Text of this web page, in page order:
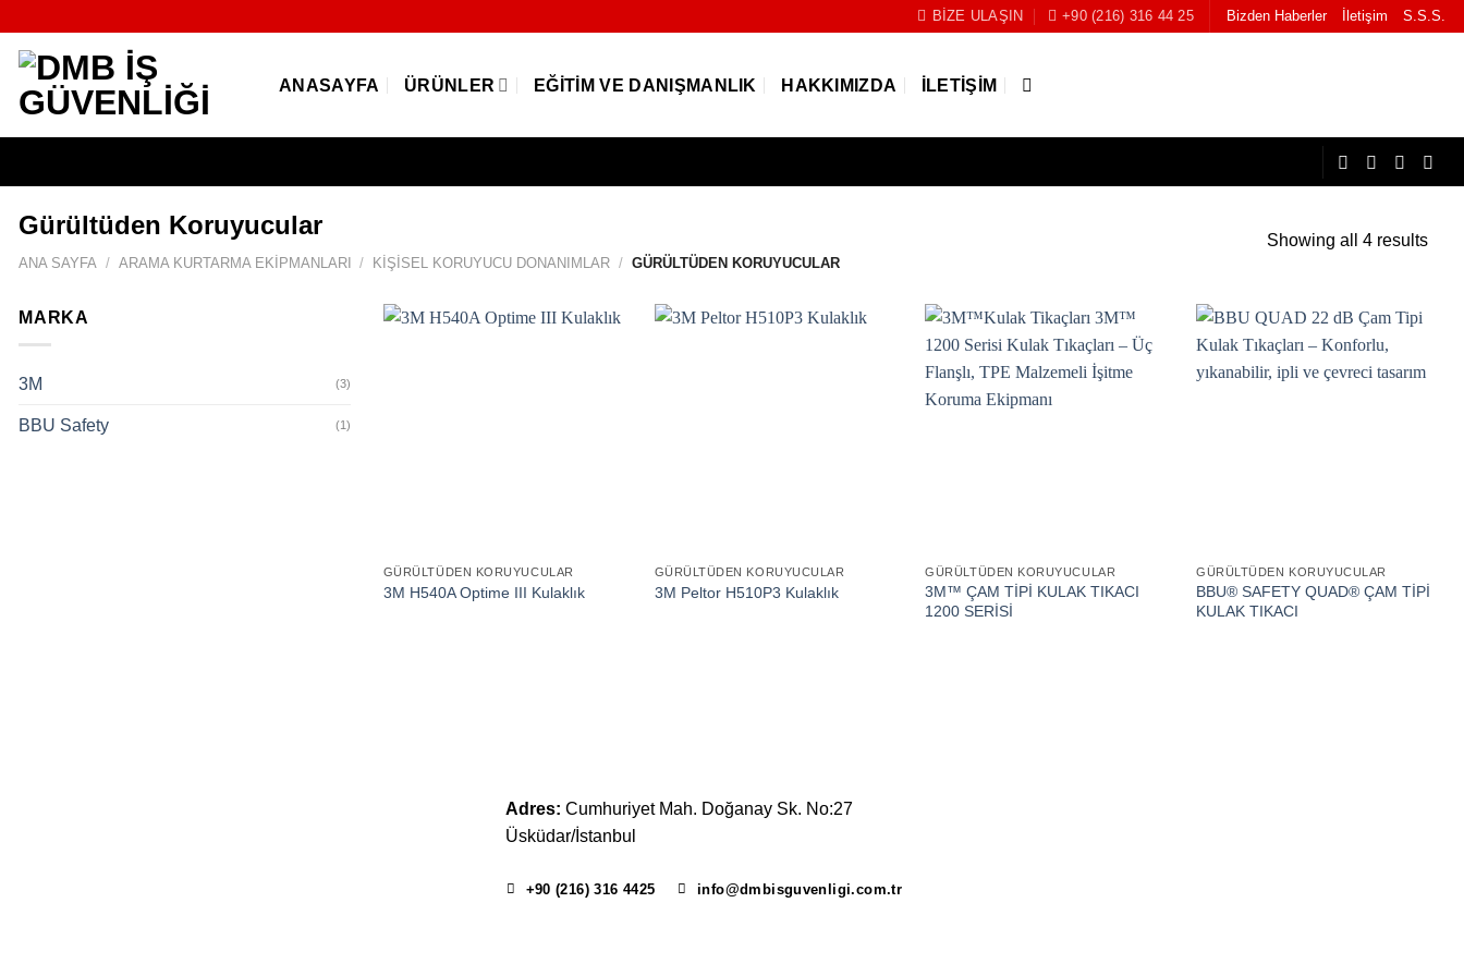
BIZE ULAŞIN +90 (216) 316 44 25 Bizden Haberler İletişim S.S.S.
ANASAYFA ÜRÜNLER EĞITIM VE DANIŞMANLIK HAKKIMIZDA İLETIŞIM
Gürültüden Koruyucular
ANA SAYFA / ARAMA KURTARMA EKIPMANLARI / KIŞISEL KORUYUCU DONANIMLAR / GÜRÜLTÜDEN KORUYUCULAR
Showing all 4 results
MARKA
3M (3)
BBU Safety (1)
GÜRÜLTÜDEN KORUYUCULAR
3M H540A Optime III Kulaklık
GÜRÜLTÜDEN KORUYUCULAR
3M Peltor H510P3 Kulaklık
GÜRÜLTÜDEN KORUYUCULAR
3M™ ÇAM TİPİ KULAK TIKACI
1200 SERİSİ
GÜRÜLTÜDEN KORUYUCULAR
BBU® SAFETY QUAD® ÇAM TİPİ
KULAK TIKACI
Adres: Cumhuriyet Mah. Doğanay Sk. No:27
Üsküdar/İstanbul
+90 (216) 316 4425 info@dmbisguvenligi.com.tr